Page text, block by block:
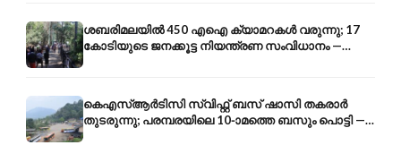
ശബരിമലയിൽ 450 എഐ ക്യാമറകൾ വരുന്നു; 17
കോടിയുടെ ജനക്കൂട്ട നിയന്ത്രണ സംവിധാനം —
എരുമേലി മുതൽ പമ്പ വരെ
കെഎസ്ആർടിസി സ്വിഫ്റ്റ് ബസ് ഷാസി തകരാർ
തുടരുന്നു; പരമ്പരയിലെ 10-ാമത്തെ ബസും പൊട്ടി —
സുരക്ഷാ ആശങ്ക